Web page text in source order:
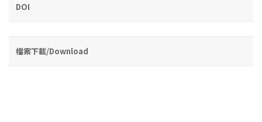
DOI
檔案下載/Download